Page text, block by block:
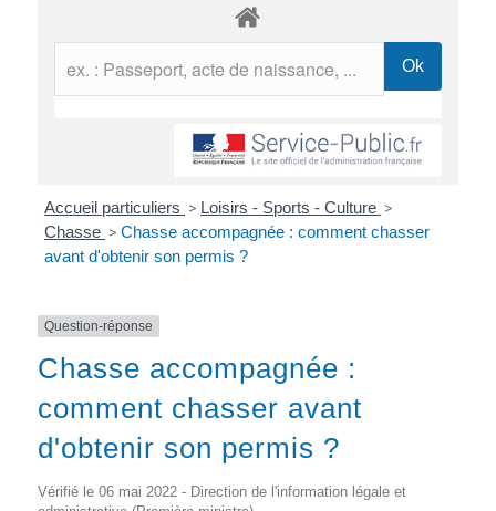
Accueil particuliers > Loisirs - Sports - Culture >
Chasse > Chasse accompagnée : comment chasser
avant d'obtenir son permis ?
Question-réponse
Chasse accompagnée :
comment chasser avant
d'obtenir son permis ?
Vérifié le 06 mai 2022 - Direction de l'information légale et